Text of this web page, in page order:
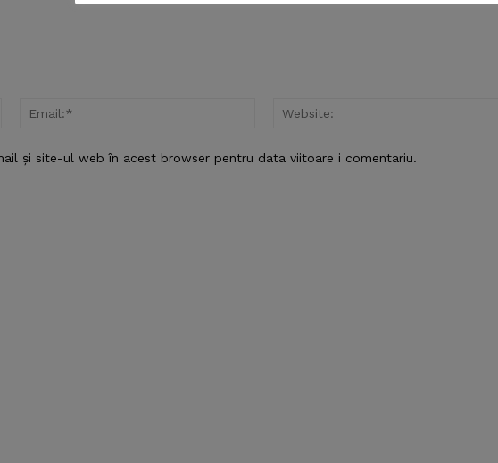
Nume:*
Email:*
și site-ul web în acest browser pentru data viitoare i comentariu.